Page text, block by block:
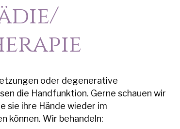
oder degenerative
die Handfunktion. Gerne schauen wir
sie ihre Hände wieder im
können. Wir behandeln: